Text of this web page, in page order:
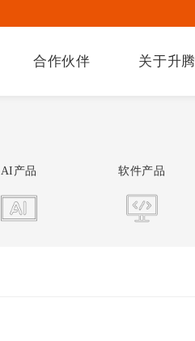
合作伙伴 关于升腾
AI产品 软件产品